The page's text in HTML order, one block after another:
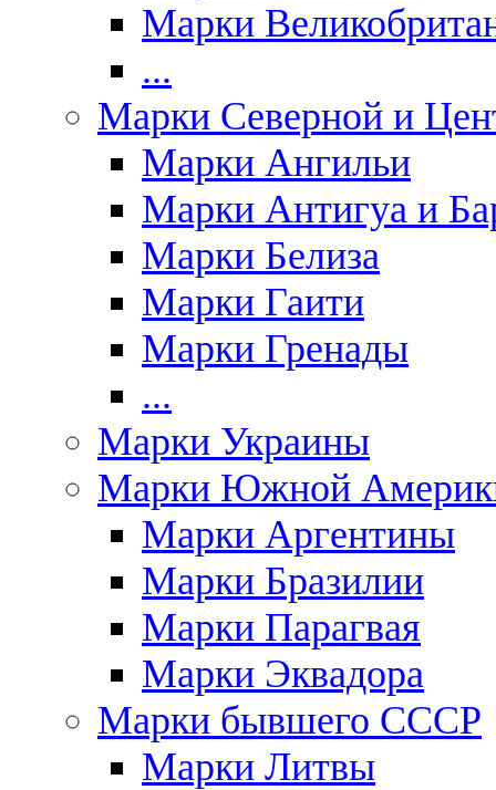
Марки
...
Марки Северной и
Марки Ангильи
Марки Антигуа и
Марки Белиза
Марки Гаити
Марки Гренады
...
Марки Украины
Марки Южной
Марки Аргентины
Марки Бразилии
Марки Парагвая
Марки Эквадора
Марки бывшего СССР
Марки Литвы